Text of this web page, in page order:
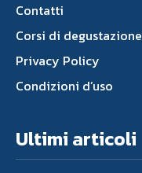
Contatti
Corsi di degustazione
Privacy Policy
Condizioni d’uso
Ultimi articoli